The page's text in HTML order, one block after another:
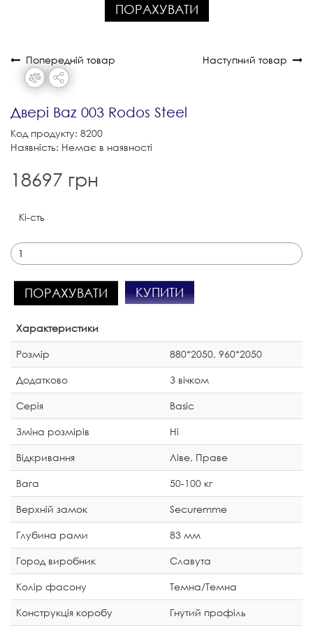
ПОРАХУВАТИ
Попередній товар Наступний товар
Двері Baz 003 Rodos Steel
Код продукту: 8200
Наявність: Немає в наявності
18697 грн
Кі-сть
ПОРАХУВАТИ КУПИТИ
Характеристики
Розмір
880*2050, 960*2050
Додатково
З вічком
Серія
Basic
Зміна розмірів
Ні
Відкривання
Ліве, Праве
Вага
50-100 кг
Верхній замок
Securemme
Глубина рами
83 мм
Город виробник
Славута
Колір фасону
Темна/Темна
Конструкція коробу
Гнутий профіль